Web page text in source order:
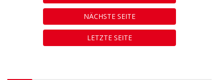
NÄCHSTE SEITE
LETZTE SEITE